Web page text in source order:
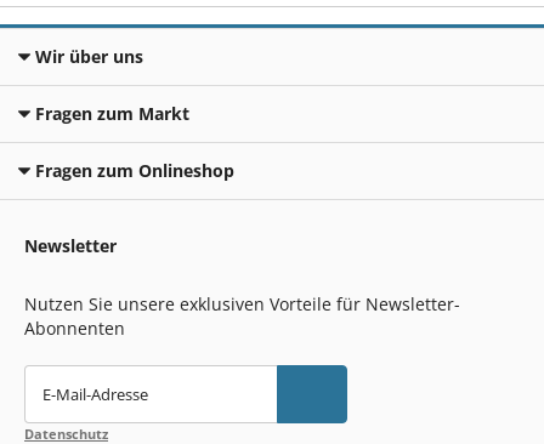
Wir über uns
Fragen zum Markt
Fragen zum Onlineshop
Newsletter
Nutzen Sie unsere exklusiven Vorteile für Newsletter-
Abonnenten
E-Mail-Adresse
Datenschutz